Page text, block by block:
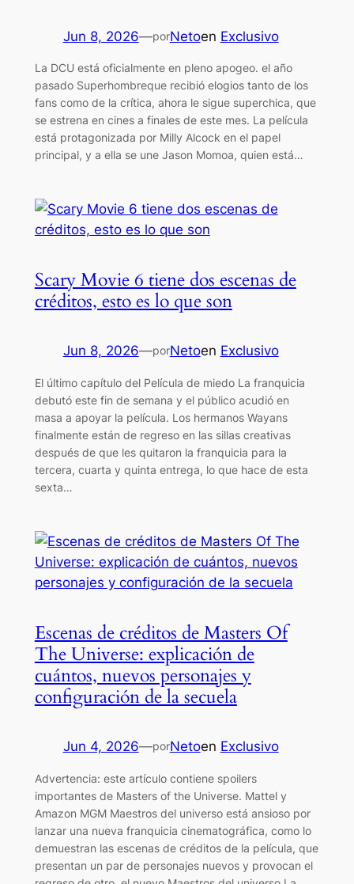
Jun 8, 2026—porNetoen Exclusivo
La DCU está oficialmente en pleno apogeo. el año
pasado Superhombreque recibió elogios tanto de los
fans como de la crítica, ahora le sigue superchica, que
se estrena en cines a finales de este mes. La película
está protagonizada por Milly Alcock en el papel
principal, y a ella se une Jason Momoa, quien está…
Scary Movie 6 tiene dos escenas de
créditos, esto es lo que son
Jun 8, 2026—porNetoen Exclusivo
El último capítulo del Película de miedo La franquicia
debutó este fin de semana y el público acudió en
masa a apoyar la película. Los hermanos Wayans
finalmente están de regreso en las sillas creativas
después de que les quitaron la franquicia para la
tercera, cuarta y quinta entrega, lo que hace de esta
sexta…
Escenas de créditos de Masters Of
The Universe: explicación de
cuántos, nuevos personajes y
configuración de la secuela
Jun 4, 2026—porNetoen Exclusivo
Advertencia: este artículo contiene spoilers
importantes de Masters of the Universe. Mattel y
Amazon MGM Maestros del universo está ansioso por
lanzar una nueva franquicia cinematográfica, como lo
demuestran las escenas de créditos de la película, que
presentan un par de personajes nuevos y provocan el